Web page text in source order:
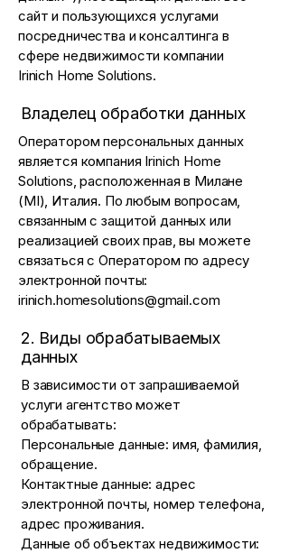
сайт и пользующихся услугами
посредничества и консалтинга в
сфере недвижимости компании
Irinich Home Solutions.
Владелец обработки данных
Оператором персональных данных
является компания Irinich Home
Solutions, расположенная в Милане
(MI), Италия. По любым вопросам,
связанным с защитой данных или
реализацией своих прав, вы можете
связаться с Оператором по адресу
электронной почты:
irinich.homesolutions@gmail.com
2. Виды обрабатываемых
данных
В зависимости от запрашиваемой
услуги агентство может
обрабатывать:
Персональные данные: имя, фамилия,
обращение.
Контактные данные: адрес
электронной почты, номер телефона,
адрес проживания.
Данные об объектах недвижимости: